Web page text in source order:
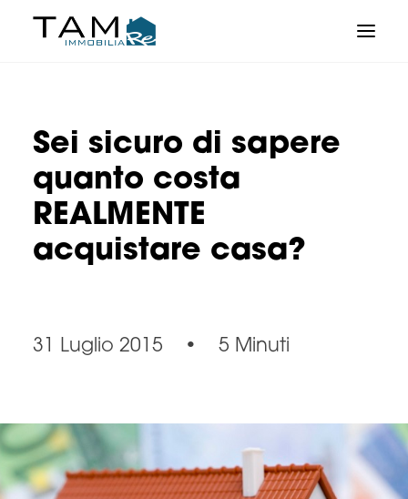
Sei sicuro di sapere
quanto costa
REALMENTE
acquistare casa?
31 Luglio 2015 • 5 Minuti